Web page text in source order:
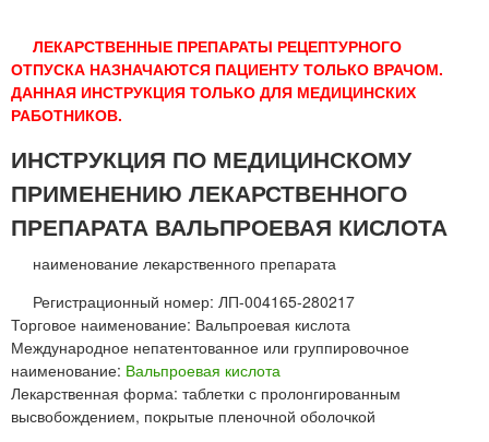
ЛЕКАРСТВЕННЫЕ ПРЕПАРАТЫ РЕЦЕПТУРНОГО
ОТПУСКА НАЗНАЧАЮТСЯ ПАЦИЕНТУ ТОЛЬКО ВРАЧОМ.
ДАННАЯ ИНСТРУКЦИЯ ТОЛЬКО ДЛЯ МЕДИЦИНСКИХ
РАБОТНИКОВ.
ИНСТРУКЦИЯ ПО МЕДИЦИНСКОМУ
ПРИМЕНЕНИЮ ЛЕКАРСТВЕННОГО
ПРЕПАРАТА ВАЛЬПРОЕВАЯ КИСЛОТА
наименование лекарственного препарата
Регистрационный номер: ЛП-004165-280217
Торговое наименование: Вальпроевая кислота
Международное непатентованное или группировочное
наименование: Вальпроевая кислота
Лекарственная форма: таблетки с пролонгированным
высвобождением, покрытые пленочной оболочкой